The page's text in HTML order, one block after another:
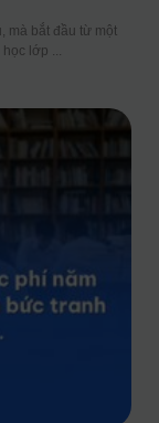
mà bắt đầu từ một
học lớp